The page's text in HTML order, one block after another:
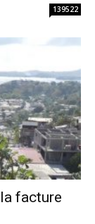
139522
facture